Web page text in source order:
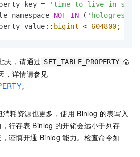
=
NOT IN ( 'hologres'
bigint < 604800 ;
天，请通过 SET_TABLE_PROPERTY 命
，详情请参见
。
消耗资源也更多，使用 Binlog 的表写入
行存表 Binlog 的开销会远小于列存
谨慎开通 Binlog 能力。检查命令如